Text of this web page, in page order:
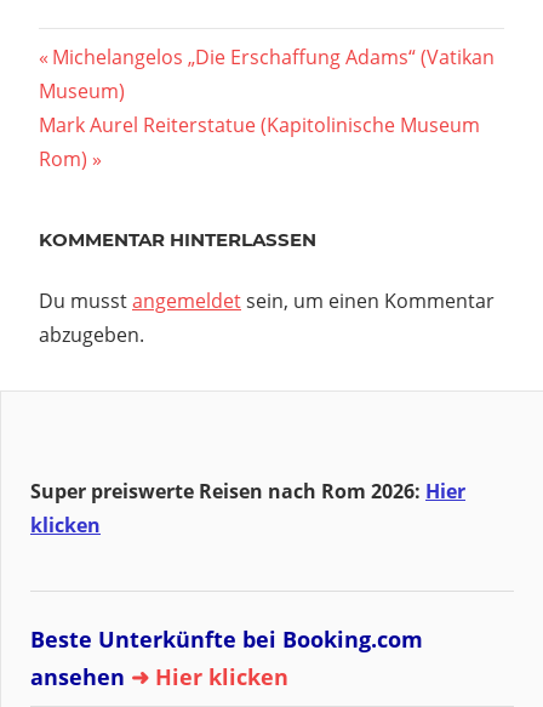
Beitragsnavigation
Vorheriger
Beitrag:
Michelangelos „Die Erschaffung Adams“ (Vatikan
Museum)
Nächster
Beitrag:
Mark Aurel Reiterstatue (Kapitolinische Museum
Rom)
KOMMENTAR HINTERLASSEN
Du musstangemeldetsein, um einen Kommentar
abzugeben.
Super preiswerte Reisen nach Rom 2026: Hier
klicken
Beste Unterkünfte bei Booking.com
ansehen ➜ Hier klicken